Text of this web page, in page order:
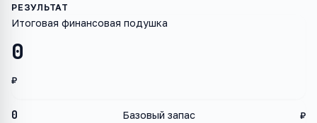
0
Итоговая финансовая подушка
₽
0 Базовый запас ₽